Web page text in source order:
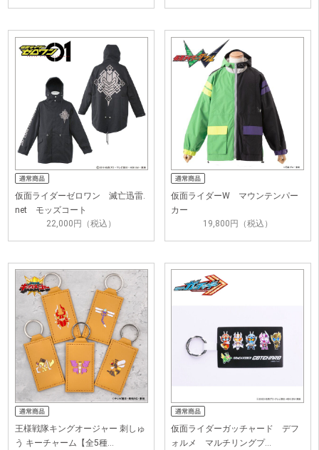
仮面ライダーゼロワン 滅亡迅雷.
net モッズコート
22,000円（税込）
仮面ライダーW マウンテンパー
カー
19,800円（税込）
王様戦隊キングオージャー 刺しゅ
う キーチャーム【全5種…
仮面ライダーガッチャード デフ
ォルメ マルチリングプ…